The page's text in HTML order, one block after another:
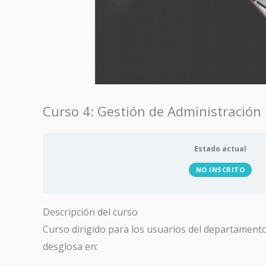
Curso 4: Gestión de Administración
Estado actual
NO INSCRITO
Descripción del curso
Curso dirigido para los usuarios del
desglosa en: